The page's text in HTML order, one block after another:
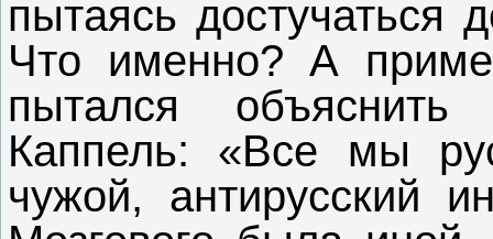
пытаясь достучаться
Что именно? А
пытался объяснить
Каппель: «Все мы
чужой, антирусский